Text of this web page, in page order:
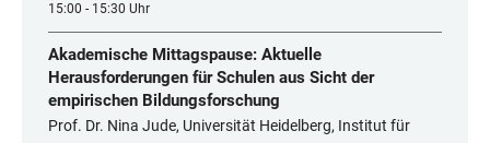
15:00 - 15:30 Uhr
Akademische Mittagspause: Aktuelle
Herausforderungen für Schulen aus Sicht der
empirischen Bildungsforschung
Prof. Dr. Nina Jude, Universität Heidelberg, Institut für